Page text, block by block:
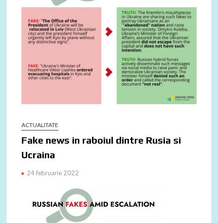
ACTUALITATE
Fake news in raboiul dintre Rusia si
Ucraina
24 februarie 2022